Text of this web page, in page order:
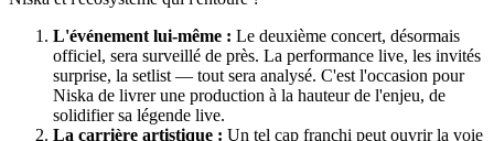
L'événement lui-même : Le deuxième concert, désormais
officiel, sera surveillé de près. La performance live, les invités
surprise, la setlist — tout sera analysé. C'est l'occasion pour
Niska de livrer une production à la hauteur de l'enjeu, de
solidifier sa légende live.
La carrière artistique : Un tel cap franchi peut ouvrir la voie